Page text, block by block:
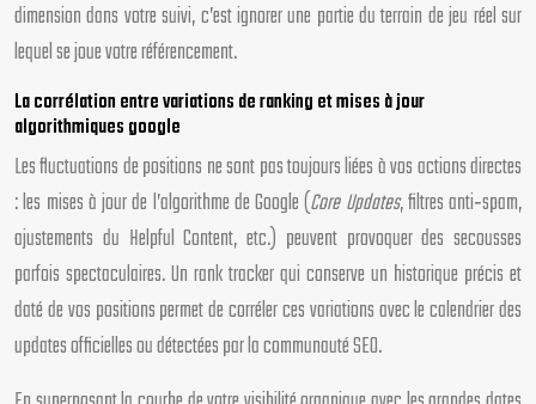
dimension dans votre suivi, c’est ignorer une partie du terrain de jeu réel sur
lequel se joue votre référencement.
La corrélation entre variations de ranking et mises à jour
algorithmiques google
Les fluctuations de positions ne sont pas toujours liées à vos actions directes
: les mises à jour de l’algorithme de Google (Core Updates, filtres anti‑spam,
ajustements du Helpful Content, etc.) peuvent provoquer des secousses
parfois spectaculaires. Un rank tracker qui conserve un historique précis et
daté de vos positions permet de corréler ces variations avec le calendrier des
updates officielles ou détectées par la communauté SEO.